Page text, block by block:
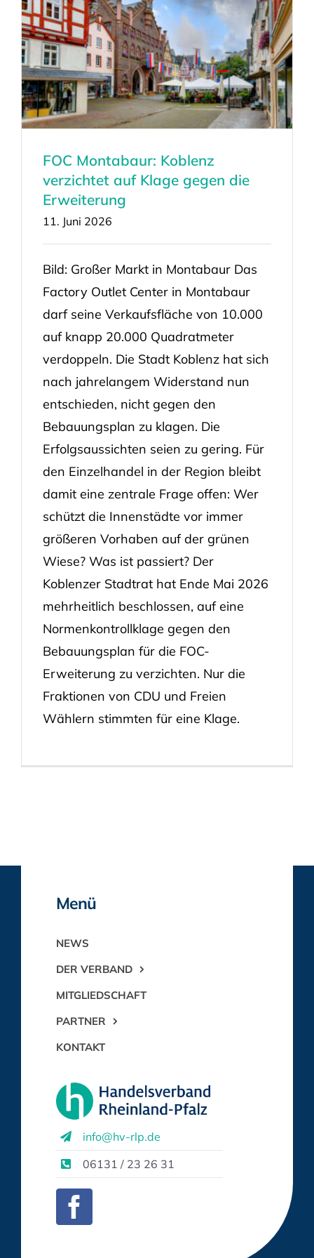
FOC Montabaur: Koblenz
verzichtet auf Klage gegen die
Erweiterung
11. Juni 2026
Bild: Großer Markt in Montabaur Das
Factory Outlet Center in Montabaur
darf seine Verkaufsfläche von 10.000
auf knapp 20.000 Quadratmeter
verdoppeln. Die Stadt Koblenz hat sich
nach jahrelangem Widerstand nun
entschieden, nicht gegen den
Bebauungsplan zu klagen. Die
Erfolgsaussichten seien zu gering. Für
den Einzelhandel in der Region bleibt
damit eine zentrale Frage offen: Wer
schützt die Innenstädte vor immer
größeren Vorhaben auf der grünen
Wiese? Was ist passiert? Der
Koblenzer Stadtrat hat Ende Mai 2026
mehrheitlich beschlossen, auf eine
Normenkontrollklage gegen den
Bebauungsplan für die FOC-
Erweiterung zu verzichten. Nur die
Fraktionen von CDU und Freien
Wählern stimmten für eine Klage.
Menü
NEWS
DER VERBAND
MITGLIEDSCHAFT
PARTNER
KONTAKT
info@hv-rlp.de
06131 / 23 26 31